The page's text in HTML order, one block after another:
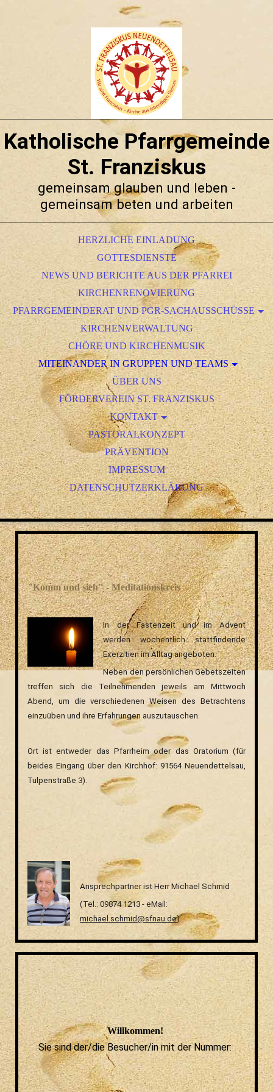
Katholische Pfarrgemeinde
St. Franziskus
gemeinsam glauben und leben -
gemeinsam beten und arbeiten
HERZLICHE EINLADUNG
GOTTESDIENSTE
NEWS UND BERICHTE AUS DER PFARREI
KIRCHENRENOVIERUNG
PFARRGEMEINDERAT UND PGR-SACHAUSSCHÜSSE
PGR-SACHAUSSCHUSS FESTE UND FEIERN
PGR-SACHAUSSCHUSS JUGENDARBEIT
PGR-SACHAUSSCHUSS LITURGIE
PGR-SACHAUSSCHUSS ÖFFENTLICHKEITSARBEIT
KIRCHENVERWALTUNG
CHÖRE UND KIRCHENMUSIK
MITEINANDER IN GRUPPEN UND TEAMS
GGG - GARTEN, GEBÄUDE, GERÄTSCHAFTEN
FRANZISKUS KREATIV - BASTELGRUPPE
FAMILIENGOTTESDIENSTE
KOMMUNION- UND FIRMVORBEREITUNG
EXERZITIEN & MEDITATIONSKREIS
MINISTRANTEN & JUGENDARBEIT
SENIORENKREIS
ÜBER UNS
FÖRDERVEREIN ST. FRANZISKUS
KONTAKT
ANSPRECHPARTNER/INNEN
PASTORALKONZEPT
PRÄVENTION
IMPRESSUM
DATENSCHUTZERKLÄRUNG
"Komm und sieh" - Meditationskreis
In der Fastenzeit und im Advent
werden wöchentlich stattfindende
Exerzitien im Alltag angeboten.
Neben den persönlichen Gebetszeiten
treffen sich die Teilnehmenden jeweils am Mittwoch
Abend, um die verschiedenen Weisen des Betrachtens
einzuüben und ihre Erfahrungen auszutauschen.
Ort ist entweder das Pfarrheim oder das Oratorium (für
beidesEingang über den Kirchhof: 91564 Neuendettelsau,
Tulpenstraße 3).
Ansprechpartner ist Herr Michael Schmid
(Tel.: 09874 1213 - eMail:
michael.schmid@sfnau.de).
Willkommen!
Sie sind der/die Besucher/in mit der Nummer: